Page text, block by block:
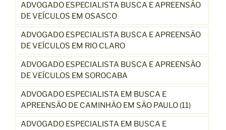
ADVOGADO ESPECIALISTA BUSCA E APREENSÃO
DE VEÍCULOS EM OSASCO
ADVOGADO ESPECIALISTA BUSCA E APREENSÃO
DE VEÍCULOS EM RIO CLARO
ADVOGADO ESPECIALISTA BUSCA E APREENSÃO
DE VEÍCULOS EM SOROCABA
ADVOGADO ESPECIALISTA EM BUSCA E
APREENSÃO DE CAMINHÃO EM SÃO PAULO (11)
ADVOGADO ESPECIALISTA EM BUSCA E